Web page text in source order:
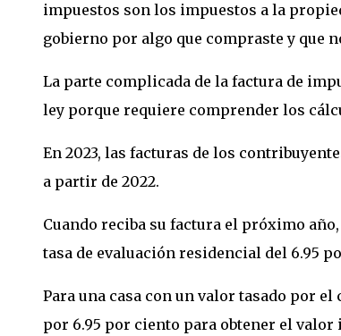
impuestos son los impuestos a la
gobierno por algo que compraste y que
La parte complicada de la factura de
ley porque requiere comprender los
En 2023, las facturas de los
a partir de 2022.
Cuando reciba su factura el próximo
tasa de evaluación residencial del 6.95
Para una casa con un valor tasado por
por 6.95 por ciento para obtener el